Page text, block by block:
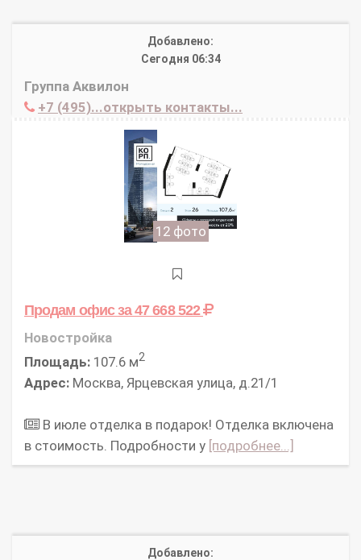
Добавлено:
Сегодня 06:34
Группа Аквилон
+7 (495)...открыть контакты...
12 фото
Продам офисза 47 668 522
Новостройка
Площадь: 107.6 м2
Адрес: Москва, Ярцевская улица, д.21/1
В июле отделка в подарок! Отделка включена
в стоимость. Подробности у [подробнее...]
Добавлено: